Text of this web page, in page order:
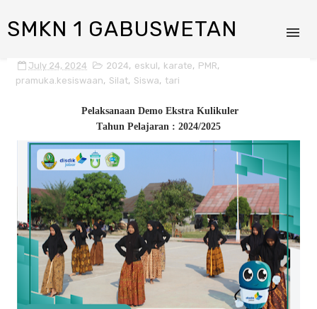
SMKN 1 GABUSWETAN
July 24, 2024 2024, eskul, karate, PMR,
pramuka.kesiswaan, Silat, Siswa, tari
Pelaksanaan Demo Ekstra Kulikuler
Tahun Pelajaran : 2024/2025